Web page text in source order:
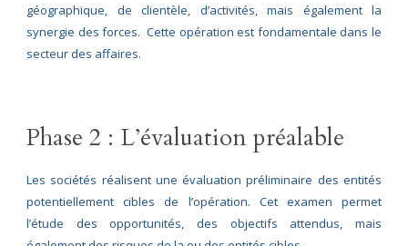
géographique, de clientèle, d’activités, mais également la
synergie des forces. Cette opération est fondamentale dans le
secteur des affaires.
Phase 2 : L’évaluation préalable
Les sociétés réalisent une évaluation préliminaire des entités
potentiellement cibles de l’opération. Cet examen permet
l’étude des opportunités, des objectifs attendus, mais